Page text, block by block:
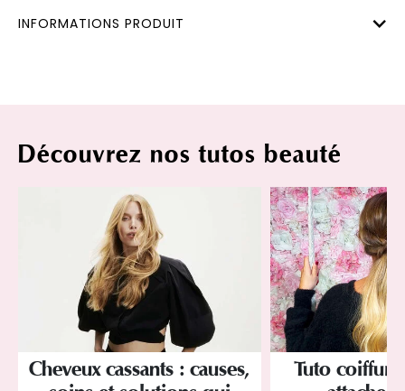
INFORMATIONS PRODUIT
Découvrez nos tutos beauté
Cheveux cassants : causes,
Tuto